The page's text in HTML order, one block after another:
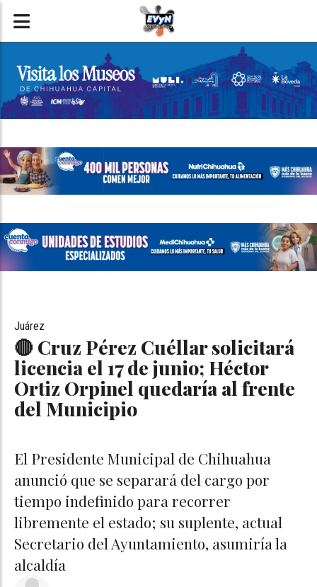
🔴 Cruz Pérez Cuéllar solicitará
licencia el 17 de junio; Héctor
Ortiz Orpinel quedaría al frente
del Municipio
El Presidente Municipal de Chihuahua
anunció que se separará del cargo por
tiempo indefinido para recorrer
libremente el estado; su suplente, actual
Secretario del Ayuntamiento, asumiría la
alcaldía
Juárez